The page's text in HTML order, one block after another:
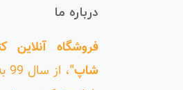
درباره ما
فروشگاه
شاپ"